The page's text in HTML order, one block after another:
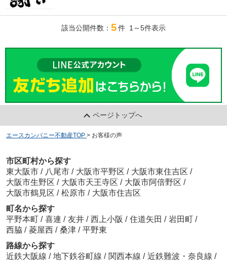
該当公開件数： 5件 1～5件表示
ページトップへ
エースカンパニー不動産TOP > お客様の声
市区町村から探す
東大阪市 / 八尾市 / 大阪市平野区 / 大阪市東住吉区 /
大阪市生野区 / 大阪市天王寺区 / 大阪市阿倍野区 /
大阪市鶴見区 / 松原市 / 大阪市住吉区
町名から探す
平野本町 / 喜連 / 友井 / 西上小阪 / 住道矢田 / 岩田町 /
西脇 / 菱屋西 / 桑津 / 平野東
路線から探す
近鉄大阪線 / 地下鉄谷町線 / 関西本線 / 近鉄難波・奈良線 /